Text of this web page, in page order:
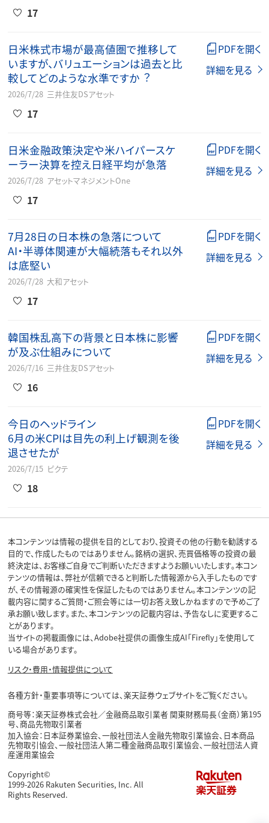
17
⽇⽶株式市場が最⾼値圏で推移して
いますが、バリュエーションは過去と⽐
較してどのような⽔準ですか︖
2026/7/28 三井住友DSアセット
17
PDFを開く
詳細を見る
日米金融政策決定や米ハイパースケ
ーラー決算を控え日経平均が急落
2026/7/28 アセットマネジメントOne
17
PDFを開く
詳細を見る
7月28日の日本株の急落について
AI・半導体関連が大幅続落もそれ以外
は底堅い
2026/7/28 大和アセット
17
PDFを開く
詳細を見る
韓国株乱高下の背景と日本株に影響
が及ぶ仕組みについて
2026/7/16 三井住友DSアセット
16
PDFを開く
詳細を見る
今日のヘッドライン
6月の米CPIは目先の利上げ観測を後
退させたが
2026/7/15 ピクテ
18
PDFを開く
詳細を見る
本コンテンツは情報の提供を目的としており、投資その他の行動を勧誘する
目的で、作成したものではありません。銘柄の選択、売買価格等の投資の最
終決定は、お客様ご自身でご判断いただきますようお願いいたします。本コン
テンツの情報は、弊社が信頼できると判断した情報源から入手したものです
が、その情報源の確実性を保証したものではありません。本コンテンツの記
載内容に関するご質問・ご照会等には一切お答え致しかねますので予めご了
承お願い致します。また、本コンテンツの記載内容は、予告なしに変更するこ
とがあります。
当サイトの掲載画像には、Adobe社提供の画像生成AI「Firefly」を使用して
いる場合があります。
リスク・費用・情報提供について
各種方針・重要事項等については、楽天証券ウェブサイトをご覧ください。
商号等：楽天証券株式会社／金融商品取引業者 関東財務局長（金商）第195
号、商品先物取引業者
加入協会：日本証券業協会、一般社団法人金融先物取引業協会、日本商品
先物取引協会、一般社団法人第二種金融商品取引業協会、一般社団法人資
産運用業協会
Copyright©
1999-2026 Rakuten Securities, Inc. All
Rights Reserved.